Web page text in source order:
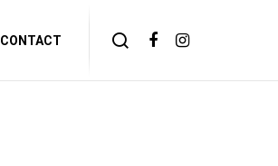
CONTACT